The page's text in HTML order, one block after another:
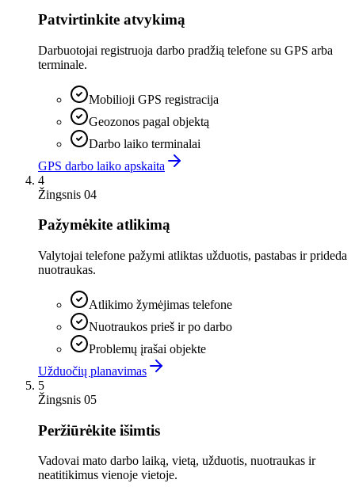
Patvirtinkite atvykimą
Darbuotojai registruoja darbo pradžią telefone su GPS arba
terminale.
Mobilioji GPS registracija
Geozonos pagal objektą
Darbo laiko terminalai
GPS darbo laiko apskaita
4
Žingsnis 04
Pažymėkite atlikimą
Valytojai telefone pažymi atliktas užduotis, pastabas ir prideda
nuotraukas.
Atlikimo žymėjimas telefone
Nuotraukos prieš ir po darbo
Problemų įrašai objekte
Užduočių planavimas
5
Žingsnis 05
Peržiūrėkite išimtis
Vadovai mato darbo laiką, vietą, užduotis, nuotraukas ir
neatitikimus vienoje vietoje.